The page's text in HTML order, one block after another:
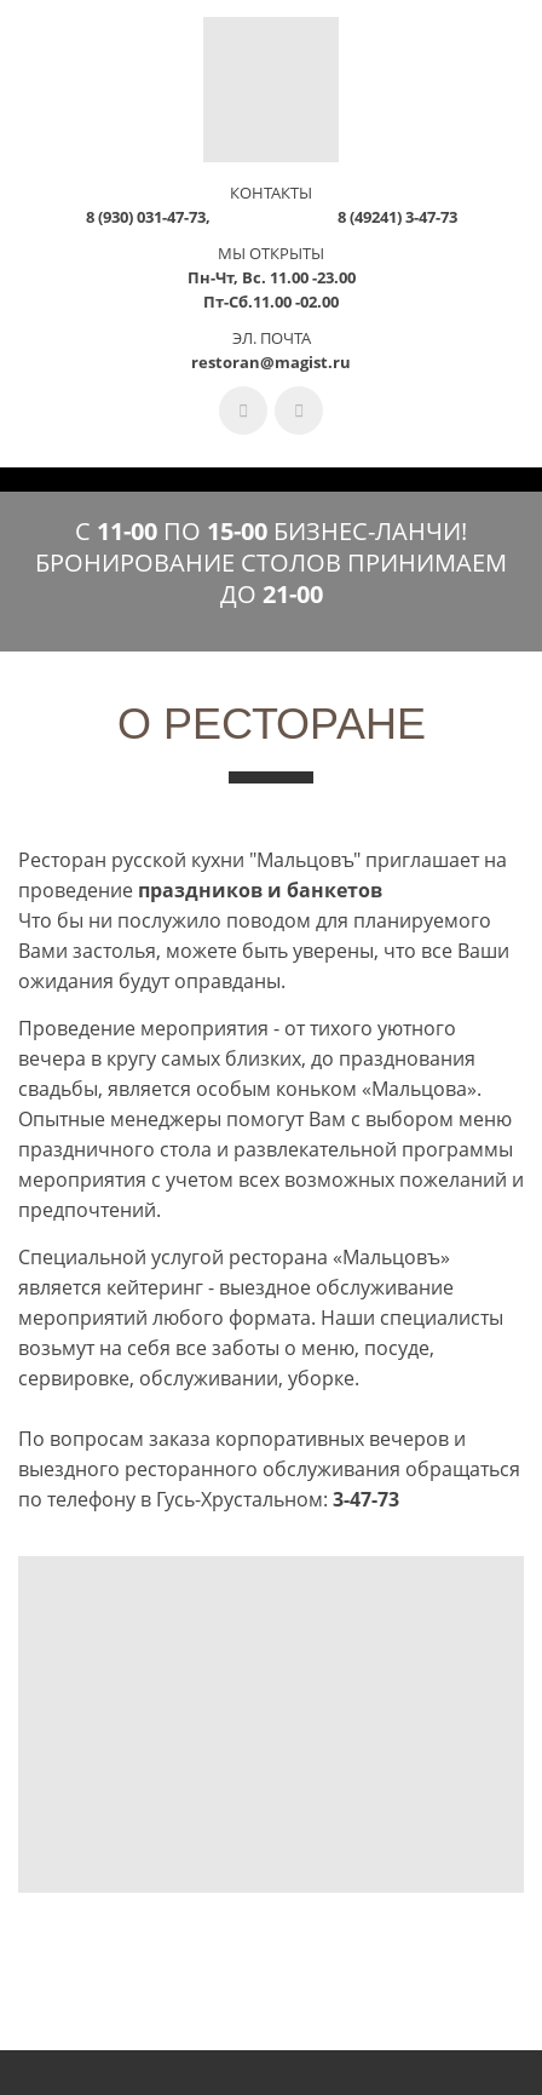
КОНТАКТЫ
8 (930) 031-47-73, 8 (49241) 3-47-73
МЫ ОТКРЫТЫ
Пн-Чт, Вс. 11.00 -23.00
Пт-Сб.11.00 -02.00
ЭЛ. ПОЧТА
restoran@magist.ru
С 11-00 ПО 15-00 БИЗНЕС-ЛАНЧИ!
БРОНИРОВАНИЕ СТОЛОВ ПРИНИМАЕМ
ДО 21-00
О РЕСТОРАНЕ
Ресторан русской кухни "Мальцовъ" приглашает на
проведение праздников и банкетов
Что бы ни послужило поводом для планируемого
Вами застолья, можете быть уверены, что все Ваши
ожидания будут оправданы.
Проведение мероприятия - от тихого уютного
вечера в кругу самых близких, до празднования
свадьбы, является особым коньком «Мальцова».
Опытные менеджеры помогут Вам с выбором меню
праздничного стола и развлекательной программы
мероприятия с учетом всех возможных пожеланий и
предпочтений.
Специальной услугой ресторана «Мальцовъ»
является кейтеринг - выездное обслуживание
мероприятий любого формата. Наши специалисты
возьмут на себя все заботы о меню, посуде,
сервировке, обслуживании, уборке.
По вопросам заказа корпоративных вечеров и
выездного ресторанного обслуживания обращаться
по телефону в Гусь-Хрустальном: 3-47-73